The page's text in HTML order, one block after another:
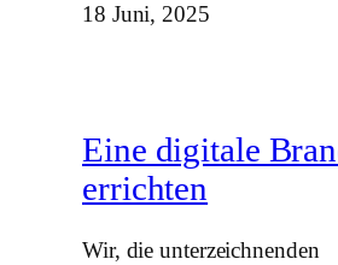
18 Juni, 2025
Eine digitale
errichten
Wir, die unterzeichnenden